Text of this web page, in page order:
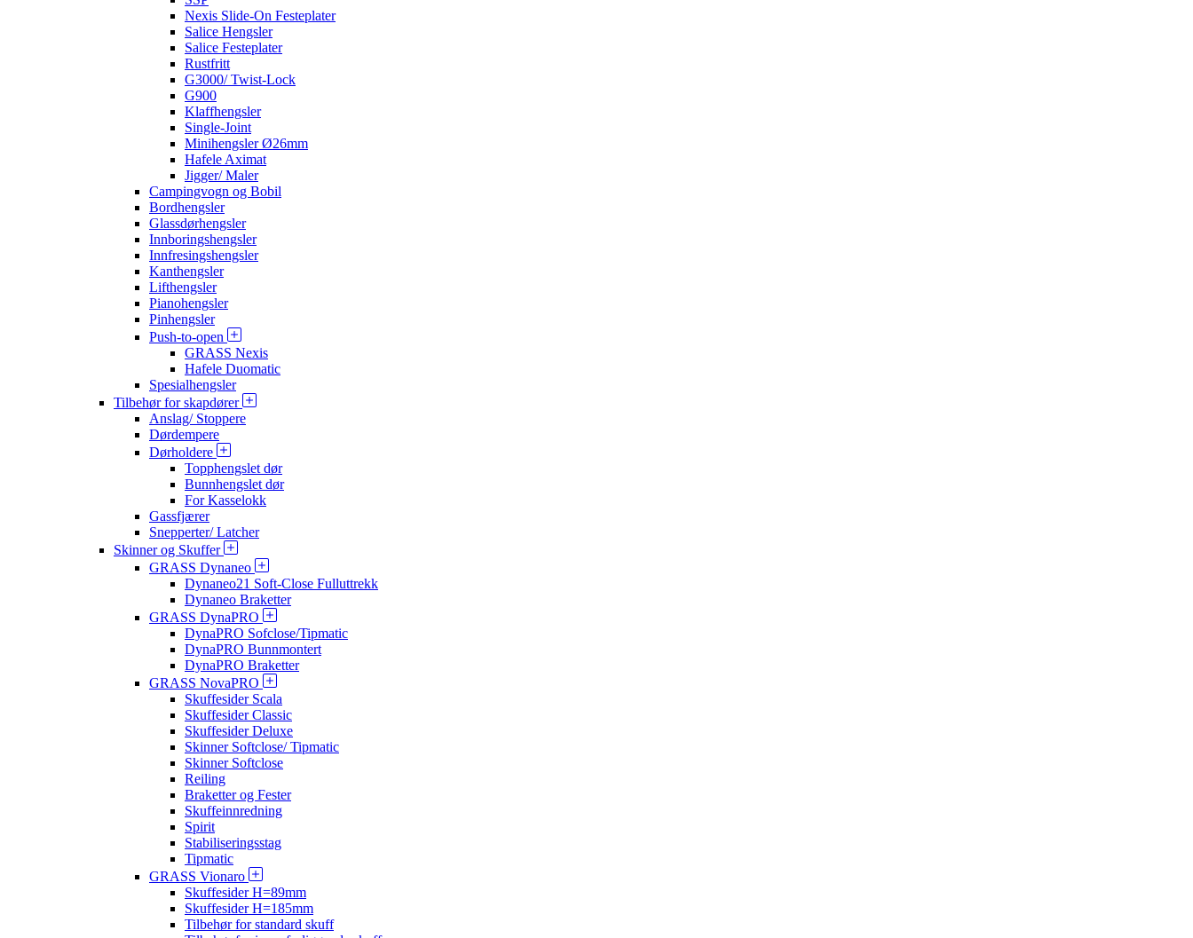
Nexis Slide-On Festeplater
Salice Hengsler
Salice Festeplater
Rustfritt
G3000/ Twist-Lock
G900
Klaffhengsler
Single-Joint
Minihengsler Ø26mm
Hafele Aximat
Jigger/ Maler
Campingvogn og Bobil
Bordhengsler
Glassdørhengsler
Innboringshengsler
Innfresingshengsler
Kanthengsler
Lifthengsler
Pianohengsler
Pinhengsler
Push-to-open
GRASS Nexis
Hafele Duomatic
Spesialhengsler
Tilbehør for skapdører
Anslag/ Stoppere
Dørdempere
Dørholdere
Topphengslet dør
Bunnhengslet dør
For Kasselokk
Gassfjærer
Snepperter/ Latcher
Skinner og Skuffer
GRASS Dynaneo
Dynaneo21 Soft-Close Fulluttrekk
Dynaneo Braketter
GRASS DynaPRO
DynaPRO Sofclose/Tipmatic
DynaPRO Bunnmontert
DynaPRO Braketter
GRASS NovaPRO
Skuffesider Scala
Skuffesider Classic
Skuffesider Deluxe
Skinner Softclose/ Tipmatic
Skinner Softclose
Reiling
Braketter og Fester
Skuffeinnredning
Spirit
Stabiliseringsstag
Tipmatic
GRASS Vionaro
Skuffesider H=89mm
Skuffesider H=185mm
Tilbehør for standard skuff